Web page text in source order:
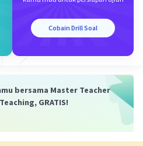
peningkatan emisi gas
dan perubahan
yang terkait
dalam
dalam beberapa
Cobain Drill Soal
bersama Master Teacher
GRATIS!